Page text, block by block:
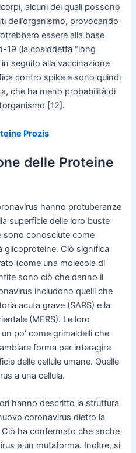
alcuni dei quali possono
dell’organismo, provocando
essere alla base
19 (la cosiddetta “long
seguito alla vaccinazione
contro spike e sono quindi
che ha meno probabilità di
[12].
Prozis
delle Proteine
hanno protuberanze
superficie delle loro buste
sono conosciute come
glicoproteine. Ciò significa
(come una molecola di
sono ciò che danno il
includono quelli che
acuta grave (SARS) e la
(MERS). Le loro
po’ come grimaldelli che
forma per interagire
delle cellule umane. Quelle
a una cellula.
hanno descritto la struttura
coronavirus dietro la
ha confermato che anche
è un mutaforma. Inoltre, si